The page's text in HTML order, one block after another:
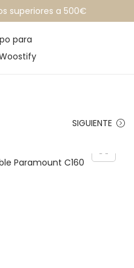
superiores a 500€
SIGUIENTE